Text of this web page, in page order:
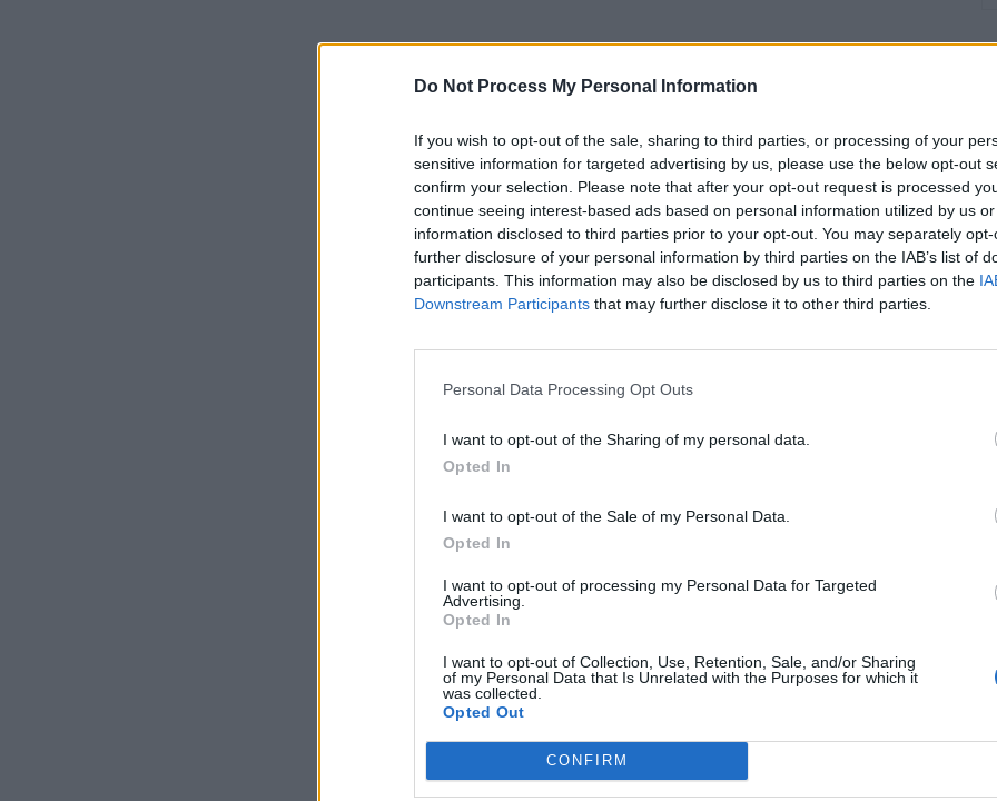
Do Not Process My Personal Information
If you wish to opt-out of the sale, sharing to third parties, or processing of your
sensitive information for targeted advertising by us, please use the below opt-out
confirm your selection. Please note that after your opt-out request is processed
continue seeing interest-based ads based on personal information utilized by us
information disclosed to third parties prior to your opt-out. You may separately
further disclosure of your personal information by third parties on the IAB’s list of
participants. This information may also be disclosed by us to third parties on the
Downstream Participants that may further disclose it to other third parties.
Personal Data Processing Opt Outs
I want to opt-out of the Sharing of my personal data.
Opted In
I want to opt-out of the Sale of my Personal Data.
Opted In
I want to opt-out of processing my Personal Data for Targeted
Advertising.
Opted In
I want to opt-out of Collection, Use, Retention, Sale, and/or Sharing
of my Personal Data that Is Unrelated with the Purposes for which it
was collected.
Opted Out
CONFIRM